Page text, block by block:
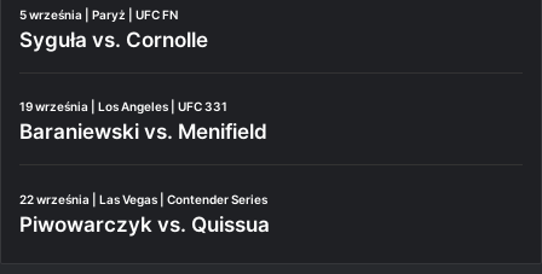
5 września | Paryż | UFC FN
Syguła vs. Cornolle
19 września | Los Angeles | UFC 331
Baraniewski vs. Menifield
22 września | Las Vegas | Contender Series
Piwowarczyk vs. Quissua